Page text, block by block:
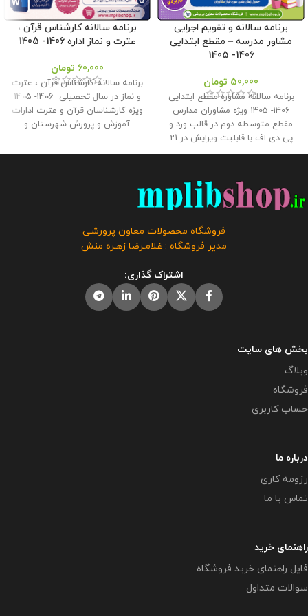
برنامه سالانه و تقویم اجرایی
مشاور مدرسه – مقطع ابتدایی
1406- 1405
50,000 تومان
برنامه سالانه مشاوره مقطع ابتدایی
1406- 1405 ویژه مشاوران مدارس
مقطع متوسطه دوم در قالب ورد و
پی دی اف با قابلیت ویرایش در 21
صفحه بهمراه تقویم اجرایی مشاور
پی دی اف با قابلیت ویرایش فایل در
دو طرح رنگی و ساده توسط فروشگاه
معاون پرورشی طراحی گردید . حجم
برنامه متعلق به فروشگاه معاون
پرورشی می باشد و فروش و انتشار
رضایت ما نیست و شرعا حرام می
باشد .
برنامه سالانه کارشناس قرآن ،
عترت و نماز اداره 1406- 1405
60,000 تومان
برنامه سالانه کارشناس قرآن ، عترت
و نماز در سال تحصیلی 1406- 1405
ویژه کارشناسان قرآن و عترت ادارات
آموزش و پرورش شهرستان و
دو قالب رنگی و ساده با قابلیت
این برنامه توسط دیگران مورد رضایت
ما نیست و شرعا حرام می باشد .
فروشگاه محصولات معاون پرورشی
مدیر فروشگاه : غلامـرضا زهـره منش
اشتراک گذاری:
بخش های سایت
وبلاگ
فروشگاه
حساب کاربری
درباره ما
رزومه کاری
تماس با ما
راهنمای خرید
فایل راهنمای خرید فروشگاه
سوالات متداول